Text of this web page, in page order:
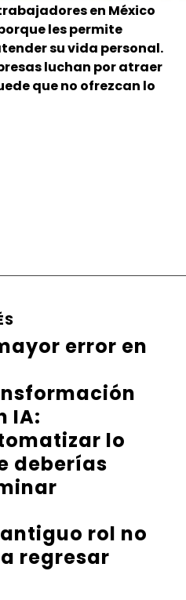
en México
les permite
su vida personal.
luchan por atraer
que no ofrezcan lo
error en
IA:
lo
deberías
rol no
regresar